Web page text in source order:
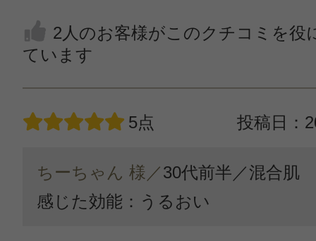
2人のお客様がこのクチコミを役
ています
5点 投稿日：
ちーちゃん 様／30代前半／混合肌
感じた効能：うるおい